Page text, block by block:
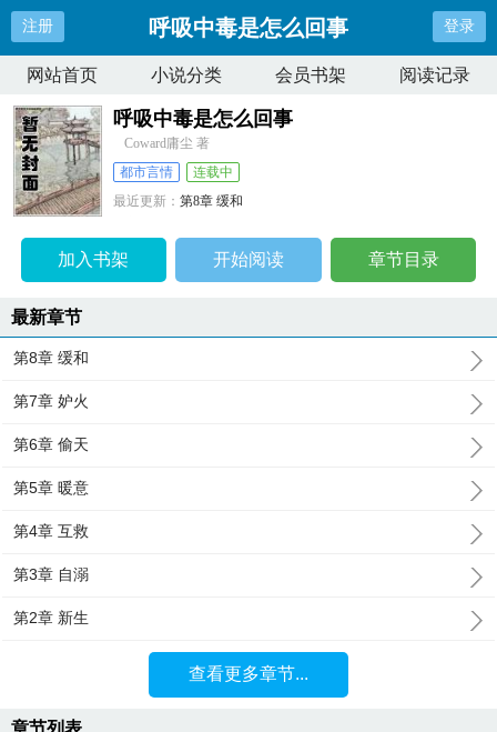
注册 呼吸中毒是怎么回事 登录
网站首页 小说分类 会员书架 阅读记录
呼吸中毒是怎么回事
Coward庸尘 著
都市言情
连载中
最近更新：第8章 缓和
加入书架 开始阅读 章节目录
最新章节
第8章 缓和
第7章 妒火
第6章 偷天
第5章 暖意
第4章 互救
第3章 自溺
第2章 新生
查看更多章节...
章节列表